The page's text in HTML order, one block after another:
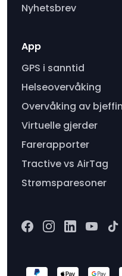
Nyhetsbrev
App
GPS i sanntid
Helseovervåking
Overvåking av
Virtuelle gjerder
Farerapporter
Tractive vs AirTag
Strømsparesoner